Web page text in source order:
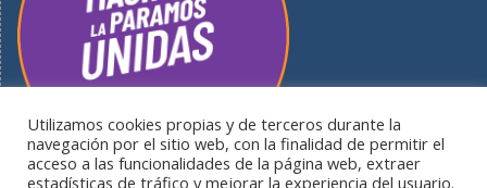
Utilizamos cookies propias y de terceros durante la
navegación por el sitio web, con la finalidad de permitir el
acceso a las funcionalidades de la página web, extraer
estadísticas de tráfico y mejorar la experiencia del usuario.